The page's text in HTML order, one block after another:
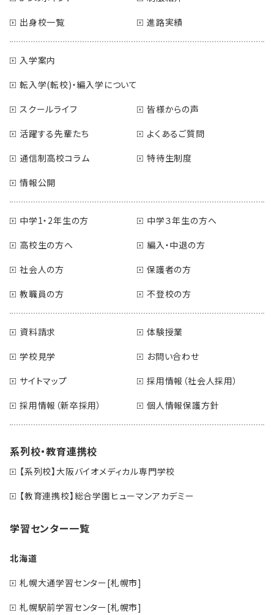
出身校一覧
進路実績
入学案内
転入学(転校)・編入学について
スクールライフ
皆様からの声
活躍する先輩たち
よくあるご質問
通信制高校コラム
特待生制度
情報公開
中学1・2年生の方
中学３年生の方へ
高校生の方へ
編入・中退の方
社会人の方
保護者の方
教職員の方
不登校の方
資料請求
体験授業
学校見学
お問い合わせ
サイトマップ
採用情報（社会人採用）
採用情報（新卒採用）
個人情報保護方針
系列校・教育連携校
【系列校】大阪バイオメディカル専門学校
【教育連携校】総合学園ヒューマンアカデミー
学習センター一覧
北海道
札幌大通学習センター[札幌市]
札幌駅前学習センター[札幌市]